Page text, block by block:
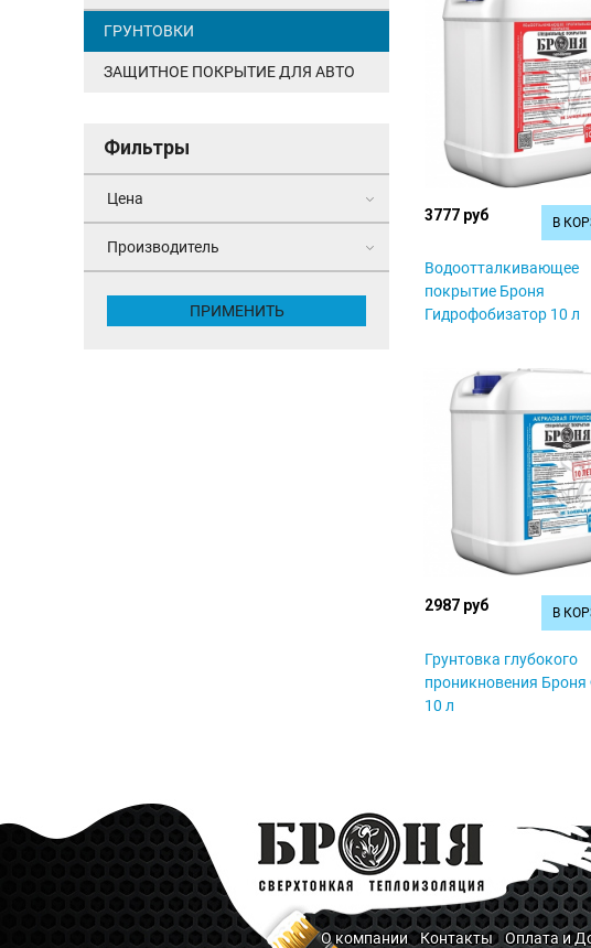
3777 руб В
Водоотталкивающее
покрытие Броня
Гидрофобизатор 10 л
2987 руб В
Грунтовка глубокого
проникновения Броня
10 л
ГРУНТОВКИ
ЗАЩИТНОЕ ПОКРЫТИЕ ДЛЯ АВТО
Фильтры
Цена
Производитель
ПРИМЕНИТЬ
О компании Контакты Оплата и